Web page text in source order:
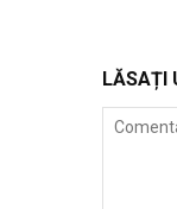
LĂSAȚI